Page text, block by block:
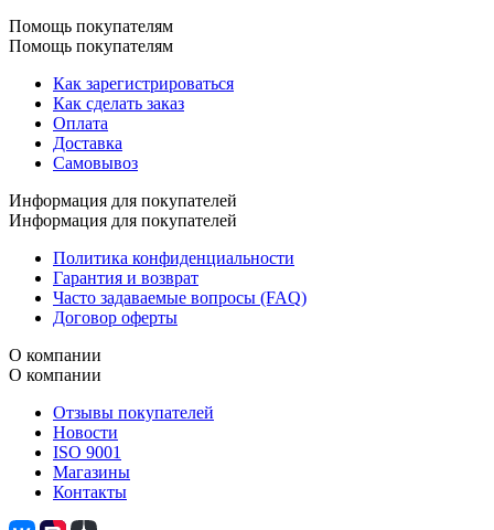
Помощь покупателям
Помощь покупателям
Как зарегистрироваться
Как сделать заказ
Оплата
Доставка
Самовывоз
Информация для покупателей
Информация для покупателей
Политика конфиденциальности
Гарантия и возврат
Часто задаваемые вопросы (FAQ)
Договор оферты
О компании
О компании
Отзывы покупателей
Новости
ISO 9001
Магазины
Контакты